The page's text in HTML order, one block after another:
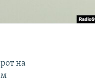
на